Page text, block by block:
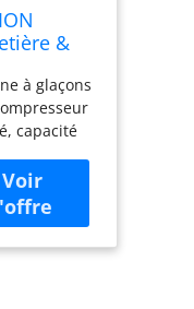
&
à
1,5
Watt,
à glaçons
capacité
en
plage
de
-35°C, et